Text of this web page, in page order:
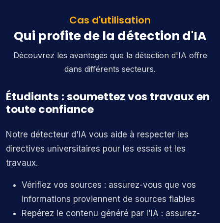
Cas d'utilisation
Qui profite de la détection d'IA
Découvrez les avantages que la détection d'IA offre
dans différents secteurs.
Étudiants : soumettez vos travaux en
toute confiance
Notre détecteur d'IA vous aide à respecter les
directives universitaires pour les essais et les
travaux.
Vérifiez vos sources : assurez-vous que vos
informations proviennent de sources fiables
Repérez le contenu généré par l'IA : assurez-